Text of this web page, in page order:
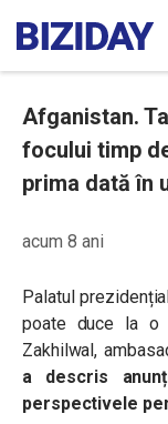
Afganistan.
focului timp
prima dată în
acum 8 ani
Palatul
poate duce la o
Zakhilwal,
a descris
perspectivele